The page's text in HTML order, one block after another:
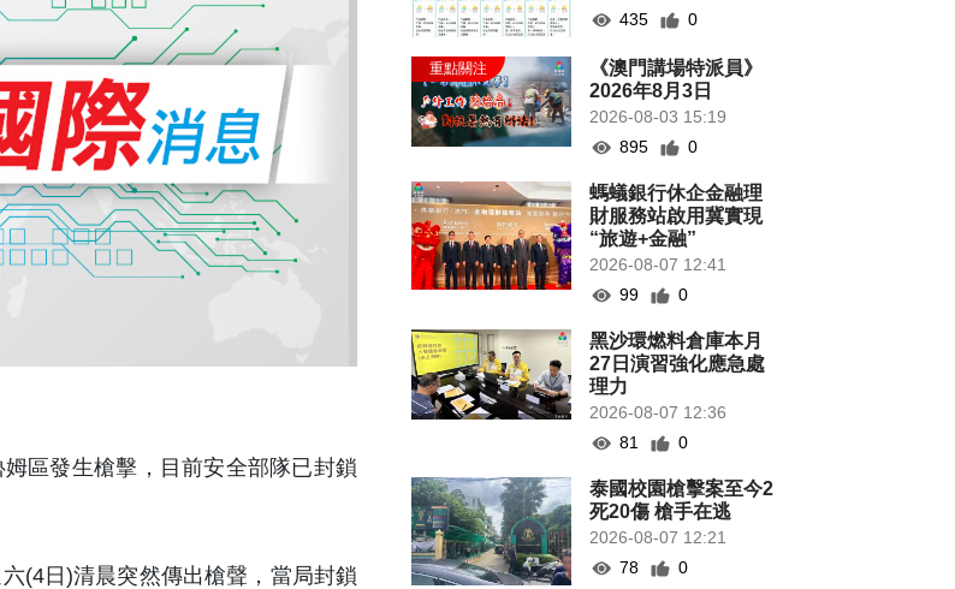
區發生槍擊，目前安全部隊已封鎖
(4日)清晨突然傳出槍聲，當局封鎖
435
0
《澳門講場特派員》
2026年8月3日
2026-08-03 15:19
895
0
螞蟻銀行休企金融理
財服務站啟用冀實現
“旅遊+金融”
2026-08-07 12:41
99
0
黑沙環燃料倉庫本月
27日演習強化應急處
理力
2026-08-07 12:36
81
0
泰國校園槍擊案至今2
死20傷 槍手在逃
2026-08-07 12:21
78
0